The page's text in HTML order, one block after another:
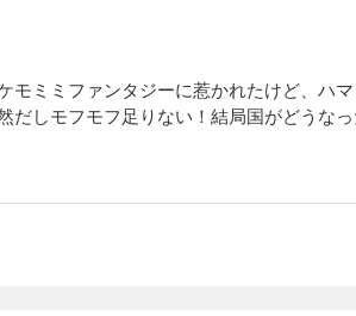
モミミファンタジーに惹かれたけど、
だしモフモフ足りない！結局国がどうな